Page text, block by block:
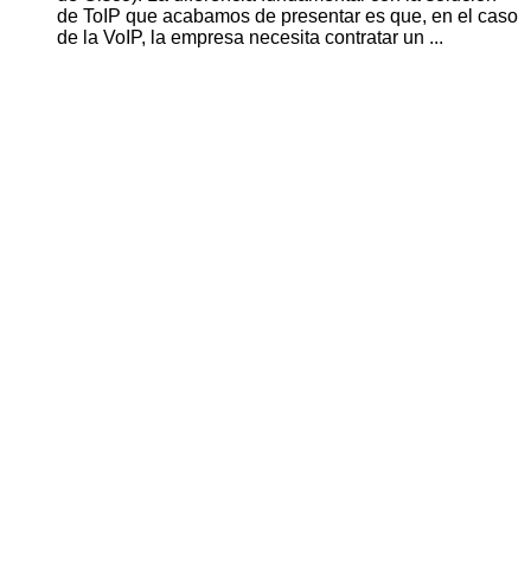
de ToIP que acabamos de presentar es que, en el caso
de la VoIP, la empresa necesita contratar un ...